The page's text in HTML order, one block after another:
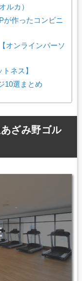
ルカ）
が作ったコンビニ
オンラインパーソ
ネス】
10選まとめ
ざみ野ゴル